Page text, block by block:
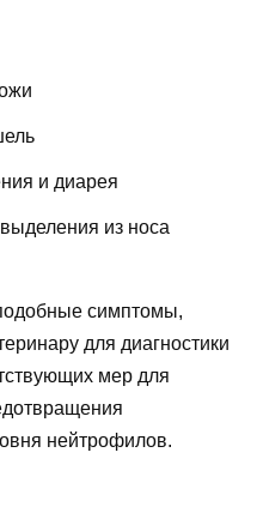
и диарея
из носа
симптомы,
для диагностики
мер для
нейтрофилов.